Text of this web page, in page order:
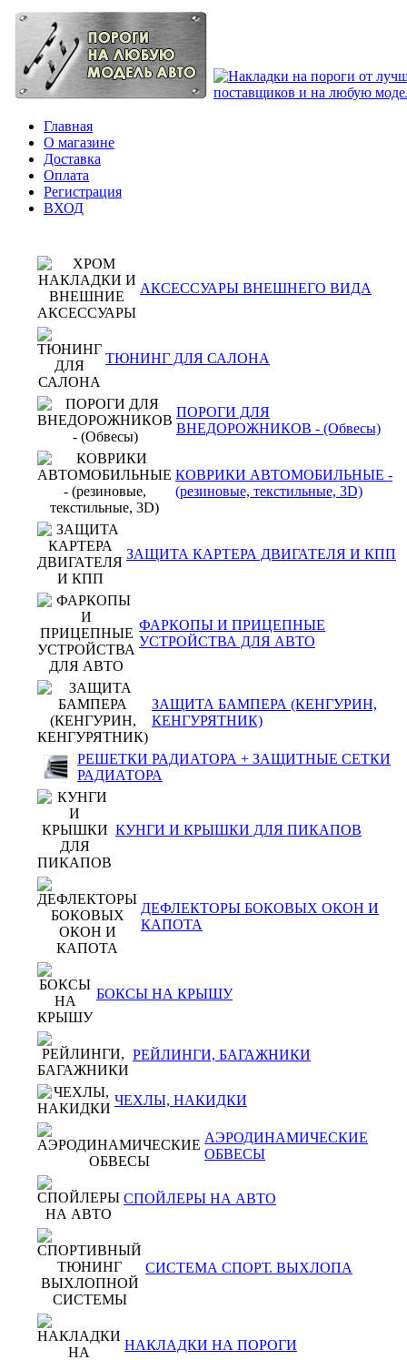
Главная
О магазине
Доставка
Оплата
Регистрация
ВХОД
АКСЕССУАРЫ ВНЕШНЕГО ВИДА
ТЮНИНГ ДЛЯ САЛОНА
ПОРОГИ ДЛЯ
ВНЕДОРОЖНИКОВ - (Обвесы)
КОВРИКИ АВТОМОБИЛЬНЫЕ -
(резиновые, текстильные, 3D)
ЗАЩИТА КАРТЕРА ДВИГАТЕЛЯ И КПП
ФАРКОПЫ И ПРИЦЕПНЫЕ
УСТРОЙСТВА ДЛЯ АВТО
ЗАЩИТА БАМПЕРА (КЕНГУРИН,
КЕНГУРЯТНИК)
РЕШЕТКИ РАДИАТОРА + ЗАЩИТНЫЕ СЕТКИ
РАДИАТОРА
КУНГИ И КРЫШКИ ДЛЯ ПИКАПОВ
ДЕФЛЕКТОРЫ БОКОВЫХ ОКОН И
КАПОТА
БОКСЫ НА КРЫШУ
РЕЙЛИНГИ, БАГАЖНИКИ
ЧЕХЛЫ, НАКИДКИ
АЭРОДИНАМИЧЕСКИЕ
ОБВЕСЫ
СПОЙЛЕРЫ НА АВТО
СИСТЕМА СПОРТ. ВЫХЛОПА
НАКЛАДКИ НА ПОРОГИ